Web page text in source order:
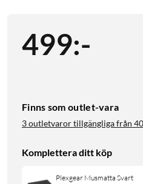
499:-
Finns som outlet-vara
3 outletvaror tillgängliga från
Komplettera ditt köp
Plexgear Musmatta Svart